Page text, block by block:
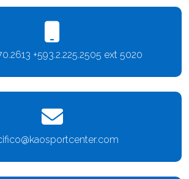
+593.2.225.2505 ext 5020